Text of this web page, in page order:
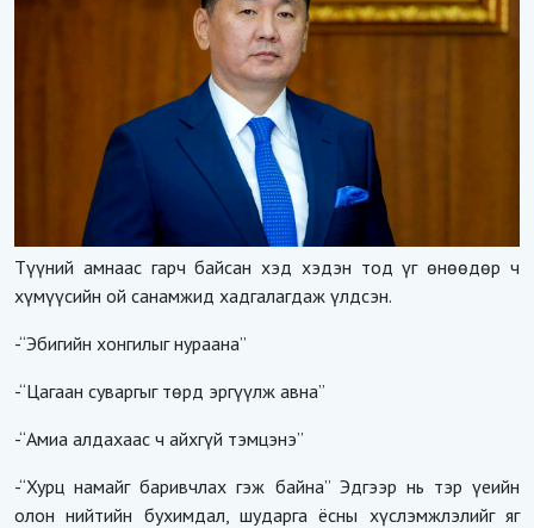
Түүний амнаас гарч байсан хэд хэдэн тод үг өнөөдөр ч
хүмүүсийн ой санамжид хадгалагдаж үлдсэн.
-“Эбигийн хонгилыг нураана”
-“Цагаан суваргыг төрд эргүүлж авна”
-“Амиа алдахаас ч айхгүй тэмцэнэ”
-“Хурц намайг баривчлах гэж байна” Эдгээр нь тэр үеийн
олон нийтийн бухимдал, шударга ёсны хүслэмжлэлийг яг